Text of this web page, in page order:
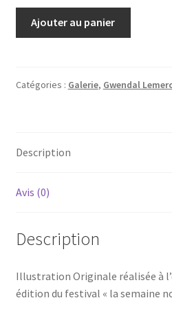
Couleur
semaine
Ajouter au panier
Catégories : Galerie, Gwendal
Description
Avis (0)
Description
Illustration Originale réalisée à
édition du festival « la semaine